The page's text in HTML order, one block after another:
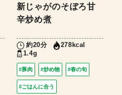
新じゃがのそぼろ甘
辛炒め煮
約20分
278kcal
1.4g
#豚肉 #炒め物 #春の旬
#ごはんに合う